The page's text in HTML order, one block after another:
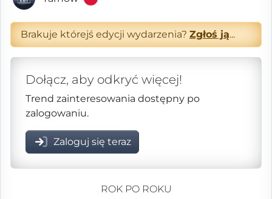
Brakuje którejś edycji wydarzenia? Zgłoś ją...
Dołącz, aby odkryć więcej!
Trend zainteresowania dostępny po
zalogowaniu.
Zaloguj się teraz
ROK PO ROKU